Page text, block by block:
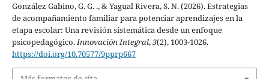
González Gabino, G. G. ., & Yagual Rivera, S. N. (2026). Estrategias
de acompañamiento familiar para potenciar aprendizajes en la
etapa escolar: Una revisión sistemática desde un enfoque
psicopedagógico.Innovación Integral,3(2), 1003-1026.
https://doi.org/10.70577/9pprp667